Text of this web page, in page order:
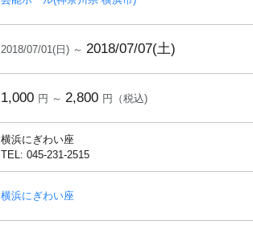
2018/07/01(日) ～ 2018/07/07(土)
1,000 円 ～ 2,800 円（税込)
横浜にぎわい座
TEL: 045-231-2515
横浜にぎわい座